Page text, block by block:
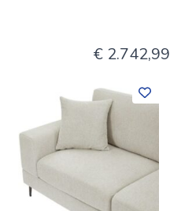
€ 2.742,99